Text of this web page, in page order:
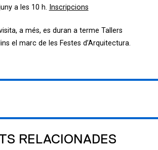
a les 10 h. Inscripcions
a més, es duran a terme Tallers
el marc de les Festes d’Arquitectura.
RELACIONADES